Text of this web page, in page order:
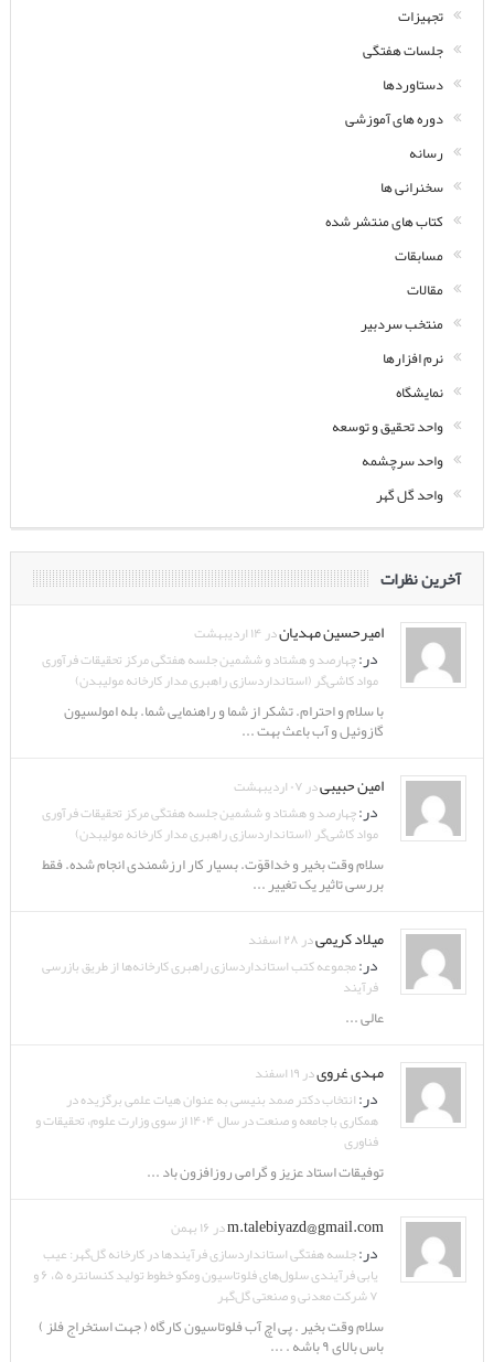
تجهیزات
جلسات هفتگی
دستاوردها
دوره های آموزشی
رسانه
سخنرانی ها
کتاب های منتشر شده
مسابقات
مقالات
منتخب سردبیر
نرم افزارها
نمایشگاه
واحد تحقیق و توسعه
واحد سرچشمه
واحد گل گهر
آخرین نظرات
امیرحسین مهدیاندر ۱۴ اردیبهشت
در:چهارصد و هشتاد و ششمین جلسه هفتگی مرکز تحقیقات فرآوری
مواد کاشی‌گر (استانداردسازی راهبری مدار کارخانه مولیبدن)
با سلام و احترام. تشکر از شما و راهنمایی شما. بله امولسیون
گازوئیل و آب باعث بهت ...
امین حبیبیدر ۰۷ اردیبهشت
در:چهارصد و هشتاد و ششمین جلسه هفتگی مرکز تحقیقات فرآوری
مواد کاشی‌گر (استانداردسازی راهبری مدار کارخانه مولیبدن)
سلام وقت بخیر و خداقوّت. بسیار کار ارزشمندی انجام شده. فقط
بررسی تاثیر یک تغییر ...
میلاد کریمیدر ۲۸ اسفند
در:مجموعه کتب استانداردسازی راهبری کارخانه‌ها از طریق بازرسی
فرآیند
عالی ...
مهدی غرویدر ۱۹ اسفند
در:انتخاب دکتر صمد بنیسی به عنوان هیات علمی برگزیده در
همکاری با جامعه و صنعت در سال ۱۴۰۴ از سوی وزارت علوم، تحقیقات و
فناوری
توفیقات استاد عزیز و گرامی روزافزون باد ...
m.talebiyazd@gmail.comدر ۱۶ بهمن
در:جلسه هفتگی استانداردسازی فرآیندها در کارخانه گل‌گهر: عیب
یابی فرآیندی سلول‌های فلوتاسیون ومکو خطوط تولید کنسانتره ۵، ۶ و
۷ شرکت معدنی و صنعتی گل‌گهر
سلام وقت بخیر . پی اچ آب فلوتاسیون کارگاه ( جهت استخراج فلز )
باس بالای ۹ باشه . ...